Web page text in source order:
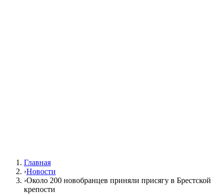
Главная
›Новости
›Около 200 новобранцев приняли присягу в Брестской
крепости